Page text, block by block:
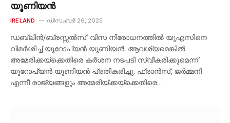
യൂണിയൻ
IRELAND ഡിസംബർ 26, 2025
ഡബ്ലിൻ/ബ്രസ്സൽസ്: വിസ നിരോധനത്തിൽ യുഎസിനെ
വിമർശിച്ച് യൂറോപ്യൻ യൂണിയൻ. ആവശ്യമെങ്കിൽ
അമേരിക്കയ്‌ക്കെതിരെ കർശന നടപടി സ്വീകരിക്കുമെന്ന്
യൂറോപ്യൻ യൂണിയൻ പ്രതികരിച്ചു. ഫ്രാൻസ്, ജർമ്മനി
എന്നീ രാജ്യങ്ങളും അമേരിയ്ക്കയ്‌ക്കെതിരെ…